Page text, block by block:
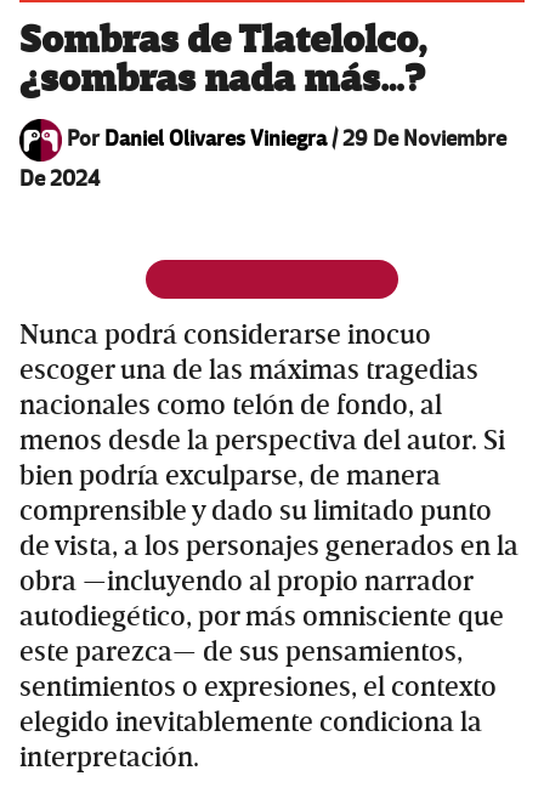
Sombras de Tlatelolco,
¿sombras nada más…?
PorDaniel Olivares Viniegra/29 De Noviembre
De 2024
Nunca podrá considerarse inocuo
escoger una de las máximas tragedias
nacionales como telón de fondo, al
menos desde la perspectiva del autor. Si
bien podría exculparse, de manera
comprensible y dado su limitado punto
de vista, a los personajes generados en la
obra —incluyendo al propio narrador
autodiegético, por más omnisciente que
este parezca— de sus pensamientos,
sentimientos o expresiones, el contexto
elegido inevitablemente condiciona la
interpretación.